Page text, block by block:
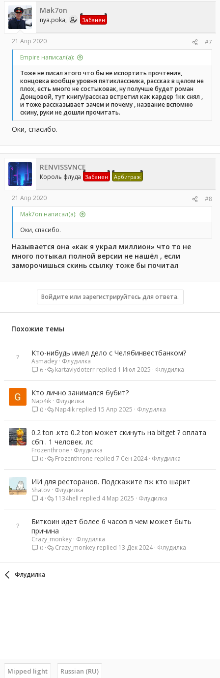
Mak7on
nya.poka, Забанен
21 Апр 2020
#7
Empire написал(а):
Тоже не писал этого что бы не испортить прочтения,
концовка вообще уровня пятиклассника, рассказ в целом не
плох, есть много не состыковак, ну получше будет роман
Донцовой, тут книгу/рассказ встретил как кардер 1кк снял ,
и тоже рассказывает зачем и почему , название вспомню
скину, руки не дошли прочитать.
Оки, спасибо.
RENVISSVNCE
Король флуда Забанен Арбитраж
21 Апр 2020
#8
Mak7on написал(а):
Оки, спасибо.
Называется она «как я украл миллион» что то не
много потыкал полной версии не нашёл , если
заморочишься скинь ссылку тоже бы почитал
Войдите или зарегистрируйтесь для ответа.
Похожие темы
Кто-нибудь имел дело с Челябинвестбанком?
Asmadey Флудилка
6
Флудилка
1 Июл 2025
kartaviydoterr
Кто лично занимался бубит?
Nap4ik Флудилка
0
Флудилка
15 Апр 2025
Nap4ik
0.2 ton .кто 0.2 ton может скинуть на bitget ? оплата
сбп . 1 человек. лс
Frozenthrone
Флудилка
0
Флудилка
7 Сен 2024
Frozenthrone
ИИ для ресторанов. Подскажите пж кто шарит
Shatov Флудилка
4
Флудилка
4 Мар 2025
1134hell
Биткоин идет более 6 часов в чем может быть
причина
Crazy_monkey Флудилка
0
Флудилка
13 Дек 2024
Crazy_monkey
Флудилка
Mipped light Russian (RU)